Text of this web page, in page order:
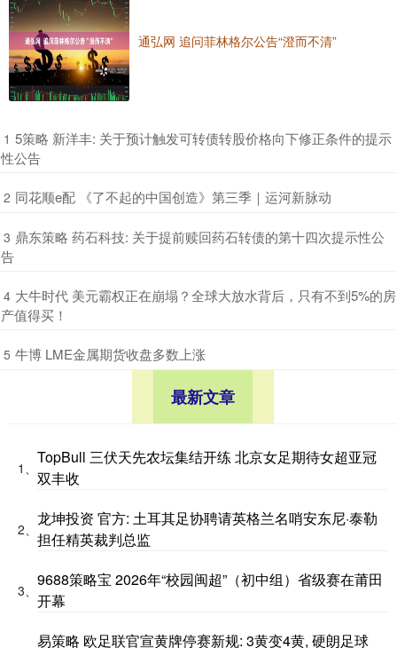
通弘网 追问菲林格尔公告“澄而不清”
1 ​5策略 新洋丰: 关于预计触发可转债转股价格向下修正条件的提示
性公告
2 ​同花顺e配 《了不起的中国创造》第三季｜运河新脉动
3 ​鼎东策略 药石科技: 关于提前赎回药石转债的第十四次提示性公
告
4 ​大牛时代 美元霸权正在崩塌？全球大放水背后，只有不到5%的房
产值得买！
5 ​牛博 LME金属期货收盘多数上涨
最新文章
1、
TopBull 三伏天先农坛集结开练 北京女足期待女超亚冠
双丰收
2、
龙坤投资 官方: 土耳其足协聘请英格兰名哨安东尼·泰勒
担任精英裁判总监
3、
9688策略宝 2026年“校园闽超”（初中组）省级赛在莆田
开幕
易策略 欧足联官宣黄牌停赛新规: 3黄变4黄, 硬朗足球